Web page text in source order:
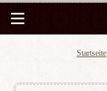
Startseite